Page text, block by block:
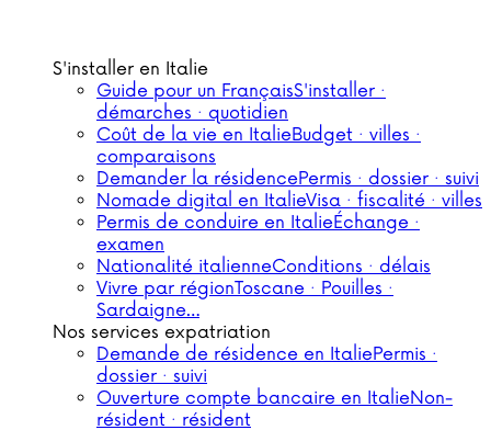
S'installer en Italie
Guide pour un FrançaisS'installer ·
démarches · quotidien
Coût de la vie en ItalieBudget · villes ·
comparaisons
Demander la résidencePermis · dossier · suivi
Nomade digital en ItalieVisa · fiscalité · villes
Permis de conduire en ItalieÉchange ·
examen
Nationalité italienneConditions · délais
Vivre par régionToscane · Pouilles ·
Sardaigne…
Nos services expatriation
Demande de résidence en ItaliePermis ·
dossier · suivi
Ouverture compte bancaire en ItalieNon-
résident · résident